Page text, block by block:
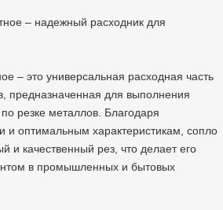
– надежный расходник для
– это универсальная расходная часть
предназначенная для выполнения
резке металлов. Благодаря
и оптимальным характеристикам, сопло
и качественный рез, что делает его
в промышленных и бытовых